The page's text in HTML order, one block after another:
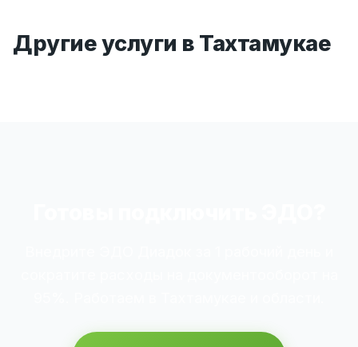
Другие услуги в Тахтамукае